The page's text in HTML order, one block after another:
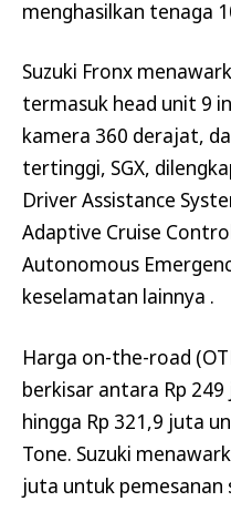
menghasilkan tenaga
Suzuki Fronx
termasuk head unit 9
kamera 360 derajat,
tertinggi, SGX,
Driver Assistance
Adaptive Cruise
Autonomous
keselamatan lainnya .
Harga on-the-road
berkisar antara Rp
hingga Rp 321,9 juta
Tone. Suzuki
juta untuk pemesanan